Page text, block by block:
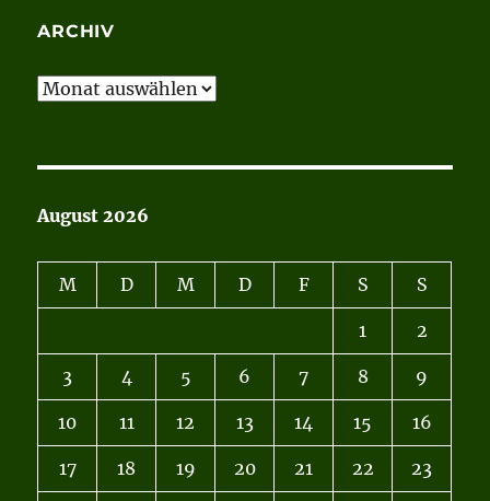
ARCHIV
Archiv
August 2026
M D M D F S S
1 2
3 4 5 6 7 8 9
10 11 12 13 14 15 16
17 18 19 20 21 22 23